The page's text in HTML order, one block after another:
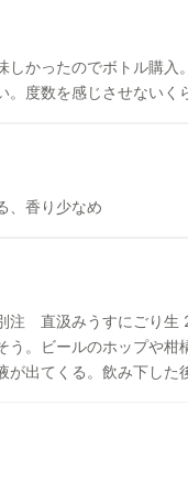
しかったのでボトル購
。度数を感じさせないく
、香り少なめ
円 白麹を使用し、クエン酸の酸味を引き立たせた純米吟醸酒。冷やで開
う。ビールのホップや
が出てくる。飲み下し